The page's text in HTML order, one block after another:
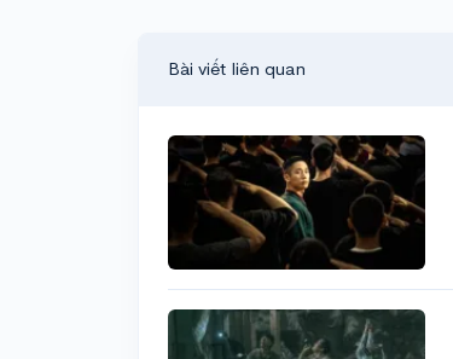
Bài viết liên quan